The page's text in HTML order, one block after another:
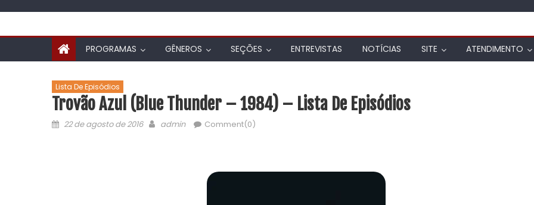
PROGRAMAS GÊNEROS SEÇÕES ENTREVISTAS NOTÍCIAS SITE ATENDIMENTO
Lista De Episódios
Trovão Azul (Blue Thunder – 1984) – Lista De Episódios
22 de agosto de 2016 admin Comment(0)